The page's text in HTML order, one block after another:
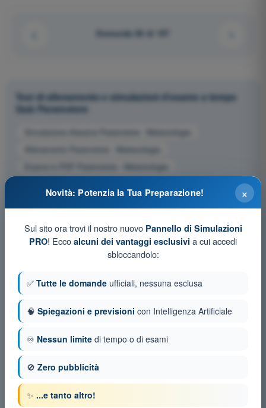
Domanda 82 di 107
Test di allenamento e simulazioni d'esame a tempo
Quiz Paramotore
Simulazione d'esame Paramotore - Meteorologia
Allenamento Paramotore - Meteorologia
Esame in PDF Paramotore - Meteorologia
×
Novità: Potenzia la Tua Preparazione!
Sul sito ora trovi il nostro nuovo Pannello di Simulazioni
PRO! Ecco alcuni dei vantaggi esclusivi a cui accedi
sbloccandolo:
✅ Tutte le domande ufficiali, nessuna esclusa
🧠 Spiegazioni e previsioni con Intelligenza Artificiale
♾️ Nessun limite di tempo o di esami
🚫 Zero pubblicità
✨ ...e tanto altro!